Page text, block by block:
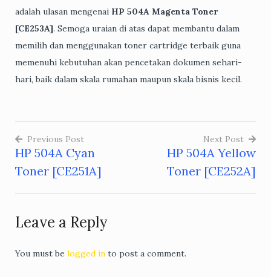
adalah ulasan mengenai HP 504A Magenta Toner
[CE253A]. Semoga uraian di atas dapat membantu dalam
memilih dan menggunakan toner cartridge terbaik guna
memenuhi kebutuhan akan pencetakan dokumen sehari-
hari, baik dalam skala rumahan maupun skala bisnis kecil.
Post
navigation
Previous Post
HP 504A Cyan
Toner [CE251A]
Next Post
HP 504A Yellow
Toner [CE252A]
Leave a Reply
You must be logged in to post a comment.